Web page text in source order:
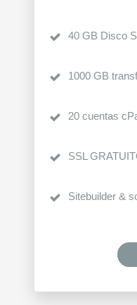
40 GB Disco
1000 GB
20 cuentas
SSL
Sitebuilder &